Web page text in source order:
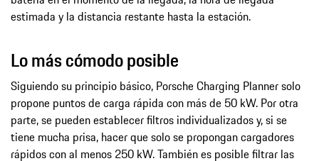
estimada y la distancia restante hasta la estación.
Lo más cómodo posible
Siguiendo su principio básico, Porsche Charging Planner solo
propone puntos de carga rápida con más de 50 kW. Por otra
parte, se pueden establecer filtros individualizados y, si se
tiene mucha prisa, hacer que solo se propongan cargadores
rápidos con al menos 250 kW. También es posible filtrar las